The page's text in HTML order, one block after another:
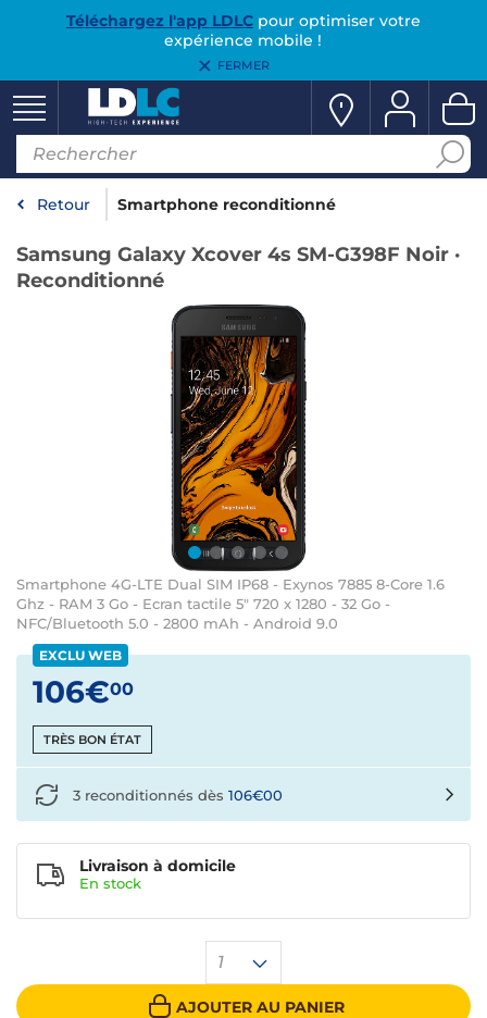
Téléchargez l'app LDLCpour optimiser votre
expérience mobile !
FERMER
Retour Smartphone reconditionné
Samsung Galaxy Xcover 4s SM-G398F Noir ·
Reconditionné
Smartphone 4G-LTE Dual SIM IP68 - Exynos 7885 8-Core 1.6
Ghz - RAM 3 Go - Ecran tactile 5" 720 x 1280 - 32 Go -
NFC/Bluetooth 5.0 - 2800 mAh - Android 9.0
EXCLU WEB
106€00
TRÈS BON ÉTAT
1
AJOUTER AU PANIER
Livraison à domicile
En stock
3 reconditionnés dès 106€00